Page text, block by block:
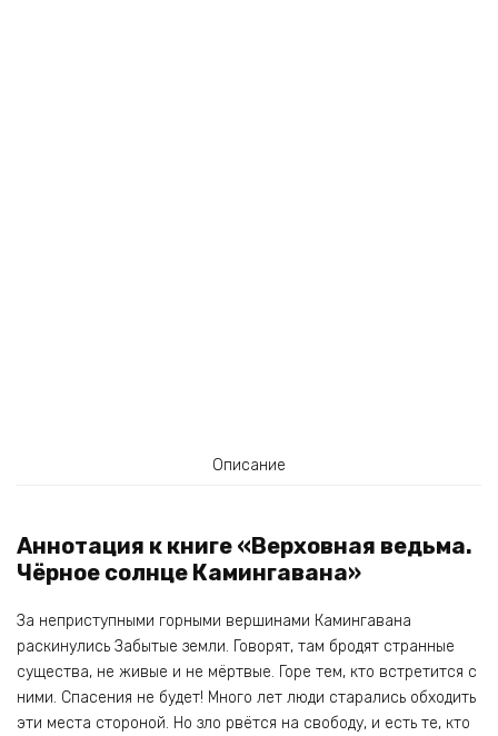
Описание
Аннотация к книге «Верховная ведьма.
Чёрное солнце Камингавана»
За неприступными горными вершинами Камингавана
раскинулись Забытые земли. Говорят, там бродят странные
существа, не живые и не мёртвые. Горе тем, кто встретится с
ними. Спасения не будет! Много лет люди старались обходить
эти места стороной. Но зло рвётся на свободу, и есть те, кто